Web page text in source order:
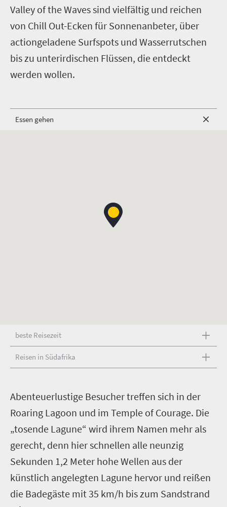
Valley of the Waves sind vielfältig und reichen
von Chill Out-Ecken für Sonnenanbeter, über
actiongeladene Surfspots und Wasserrutschen
bis zu unterirdischen Flüssen, die entdeckt
werden wollen.
Essen gehen
beste Reisezeit
Reisen in Südafrika
Abenteuerlustige Besucher treffen sich in der
Roaring Lagoon und im Temple of Courage. Die
„tosende Lagune“ wird ihrem Namen mehr als
gerecht, denn hier schnellen alle neunzig
Sekunden 1,2 Meter hohe Wellen aus der
künstlich angelegten Lagune hervor und reißen
die Badegäste mit 35 km/h bis zum Sandstrand